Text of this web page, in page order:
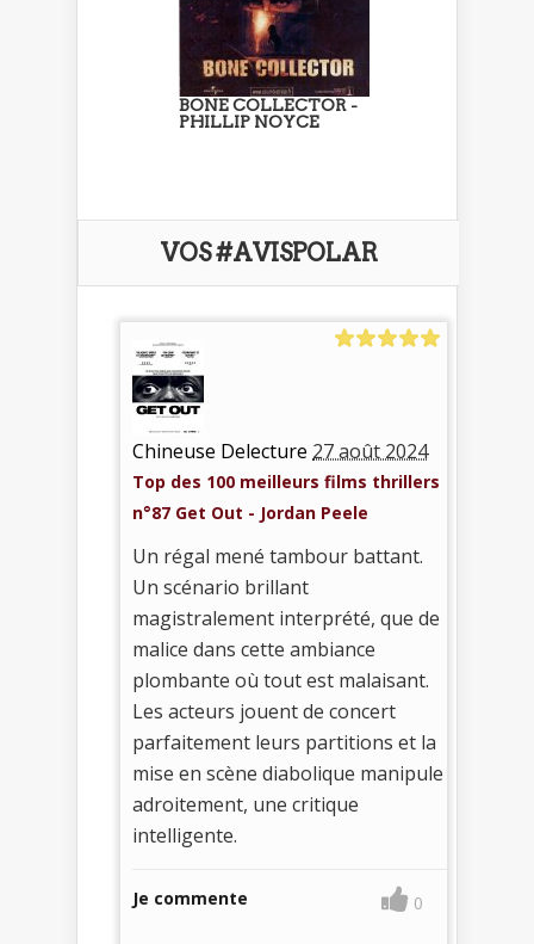
BONE COLLECTOR -
PHILLIP NOYCE
VOS #AVISPOLAR
Chineuse Delecture 27 août 2024
Top des 100 meilleurs films thrillers
n°87 Get Out - Jordan Peele
Un régal mené tambour battant.
Un scénario brillant
magistralement interprété, que de
malice dans cette ambiance
plombante où tout est malaisant.
Les acteurs jouent de concert
parfaitement leurs partitions et la
mise en scène diabolique manipule
adroitement, une critique
intelligente.
Je commente 0